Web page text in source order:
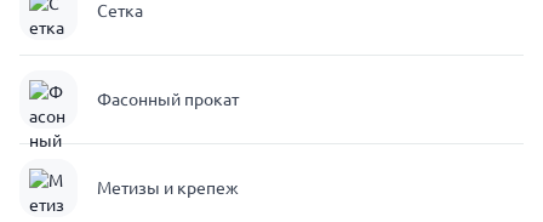
Сетка
Фасонный прокат
Метизы и крепеж